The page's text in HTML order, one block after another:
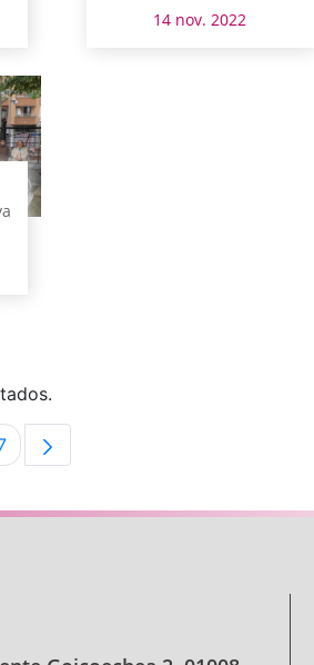
Territorio Histórico
14 nov. 2022
Use TAB para desplazarse.